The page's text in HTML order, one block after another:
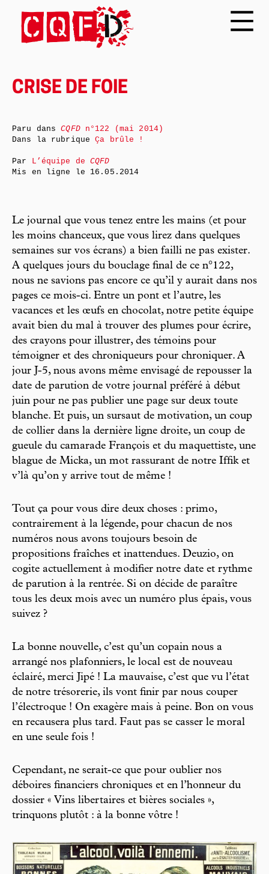
CRISE DE FOIE
Le journal que vous tenez entre les mains (et pour
les moins chanceux, que vous lirez dans quelques
semaines sur vos écrans) a bien failli ne pas exister.
A quelques jours du bouclage final de ce n°122,
nous ne savions pas encore ce qu’il y aurait dans nos
pages ce mois-ci. Entre un pont et l’autre, les
vacances et les œufs en chocolat, notre petite équipe
avait bien du mal à trouver des plumes pour écrire,
des crayons pour illustrer, des témoins pour
témoigner et des chroniqueurs pour chroniquer. A
jour J-5, nous avons même envisagé de repousser la
date de parution de votre journal préféré à début
juin pour ne pas publier une page sur deux toute
blanche. Et puis, un sursaut de motivation, un coup
de collier dans la dernière ligne droite, un coup de
gueule du camarade François et du maquettiste, une
blague de Micka, un mot rassurant de notre Iffik et
v’là qu’on y arrive tout de même !
Tout ça pour vous dire deux choses : primo,
contrairement à la légende, pour chacun de nos
numéros nous avons toujours besoin de
propositions fraîches et inattendues. Deuzio, on
cogite actuellement à modifier notre date et rythme
de parution à la rentrée. Si on décide de paraître
tous les deux mois avec un numéro plus épais, vous
suivez ?
La bonne nouvelle, c’est qu’un copain nous a
arrangé nos plafonniers, le local est de nouveau
éclairé, merci Jipé ! La mauvaise, c’est que vu l’état
de notre trésorerie, ils vont finir par nous couper
l’électroque ! On exagère mais à peine. Bon on vous
en recausera plus tard. Faut pas se casser le moral
en une seule fois !
Cependant, ne serait-ce que pour oublier nos
déboires financiers chroniques et en l’honneur du
dossier « Vins libertaires et bières sociales »,
trinquons plutôt : à la bonne vôtre !
Paru dansCQFDn°122 (mai 2014)
Dans la rubriqueÇa brûle !
Par L’équipe deCQFD
Mis en ligne le 16.05.2014